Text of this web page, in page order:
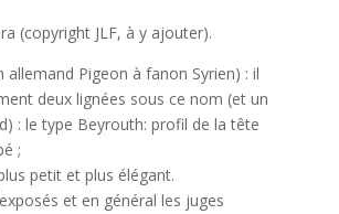
(copyright JLF, à y ajouter).
allemand Pigeon à fanon Syrien) : il
deux lignées sous ce nom (et un
: le type Beyrouth: profil de la tête
;
petit et plus élégant.
et en général les juges